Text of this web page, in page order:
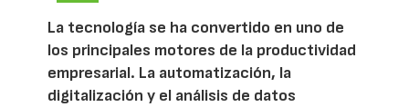
La tecnología se ha convertido en uno de
los principales motores de la productividad
empresarial. La automatización, la
digitalización y el análisis de datos